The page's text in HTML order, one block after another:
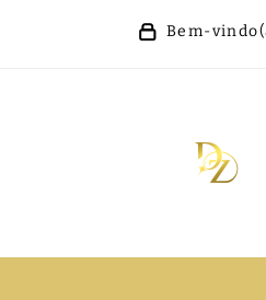
Bem-